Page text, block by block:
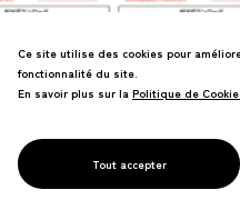
DESIGN WEB / APP
Ce site utilise des cookies pour
fonctionnalité du site.
En savoir plus sur la Politique de
Politique de
Tout accepter